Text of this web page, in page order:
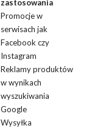
zastosowania
Promocje w
serwisach jak
Facebook czy
Instagram
Reklamy produktów
w wynikach
wyszukiwania
Google
Wysyłka